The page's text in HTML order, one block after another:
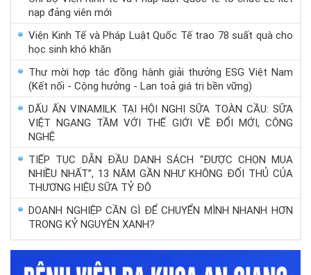
nạp đảng viên mới
Viện Kinh Tế và Pháp Luật Quốc Tế trao 78 suất quà cho
học sinh khó khăn
Thư mời hợp tác đồng hành giải thưởng ESG Việt Nam
(Kết nối - Cộng hưởng - Lan toả giá trị bền vững)
DẤU ẤN VINAMILK TẠI HỘI NGHỊ SỮA TOÀN CẦU: SỮA
VIỆT NGANG TẦM VỚI THẾ GIỚI VỀ ĐỔI MỚI, CÔNG
NGHỆ
TIẾP TỤC DẪN ĐẦU DANH SÁCH “ĐƯỢC CHỌN MUA
NHIỀU NHẤT”, 13 NĂM GẦN NHƯ KHÔNG ĐỐI THỦ CỦA
THƯƠNG HIỆU SỮA TỶ ĐÔ
DOANH NGHIỆP CẦN GÌ ĐỂ CHUYỂN MÌNH NHANH HƠN
TRONG KỶ NGUYÊN XANH?